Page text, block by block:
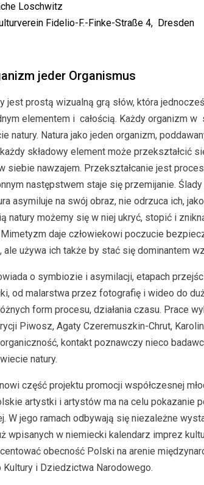
Loschwitz
Fidelio-F.-Finke-Straße 4, Dresden
jeder Organismus
jest prostą wizualną grą słów, która
elementem i całością. Każdy organizm
natury. Natura jako jeden organizm,
składowy element może przekształcić
siebie nawzajem. Przekształcanie jest
następstwem staje się przemijanie.
asymiluje na swój obraz, nie odrzuca ich,
natury możemy się w niej ukryć, stopić i
daje człowiekowi poczucie
ale używa ich także by stać się dominantem
o symbiozie i asymilacji, etapach
od malarstwa przez fotografię i wideo do
form procesu, działania czasu. Prace
Piwosz, Agaty Czeremuszkin-Chrut,
kontakt poznawczy nieco
natury.
część projektu promocji współczesnej
artystki i artystów ma na celu pokazanie
W jego ramach odbywają się niezależne
wpisanych w niemiecki kalendarz imprez
obecność Polski na arenie
i Dziedzictwa Narodowego.